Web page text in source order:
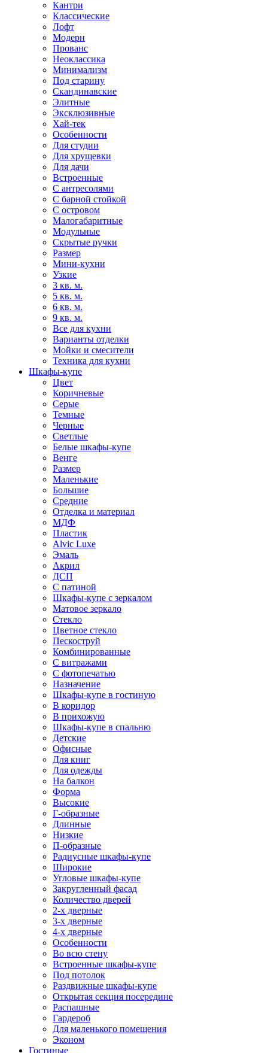
Кантри
Классические
Лофт
Модерн
Прованс
Неоклассика
Минимализм
Под старину
Скандинавские
Элитные
Эксклюзивные
Хай-тек
Особенности
Для студии
Для хрущевки
Для дачи
Встроенные
С антресолями
С барной стойкой
С островом
Малогабаритные
Модульные
Скрытые ручки
Размер
Мини-кухни
Узкие
3 кв. м.
5 кв. м.
6 кв. м.
9 кв. м.
Все для кухни
Варианты отделки
Мойки и смесители
Техника для кухни
Шкафы-купе
Цвет
Коричневые
Серые
Темные
Черные
Светлые
Белые шкафы-купе
Венге
Размер
Маленькие
Большие
Средние
Отделка и материал
МДФ
Пластик
Alvic Luxe
Эмаль
Акрил
ДСП
С патиной
Шкафы-купе с зеркалом
Матовое зеркало
Стекло
Цветное стекло
Пескоструй
Комбинированные
С витражами
С фотопечатью
Назначение
Шкафы-купе в гостиную
В коридор
В прихожую
Шкафы-купе в спальню
Детские
Офисные
Для книг
Для одежды
На балкон
Форма
Высокие
Г-образные
Длинные
Низкие
П-образные
Радиусные шкафы-купе
Широкие
Угловые шкафы-купе
Закругленный фасад
Количество дверей
2-х дверные
3-х дверные
4-х дверные
Особенности
Во всю стену
Встроенные шкафы-купе
Под потолок
Раздвижные шкафы-купе
Открытая секция посередине
Распашные
Гардероб
Для маленького помещения
Эконом
Гостиные